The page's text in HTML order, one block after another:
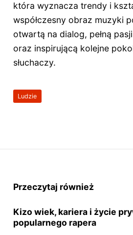
która wyznacza trendy i
współczesny obraz muzyki
otwartą na dialog, pełną
oraz inspirującą kolejne
słuchaczy.
Ludzie
Przeczytaj również
Kizo wiek, kariera i życie
popularnego rapera